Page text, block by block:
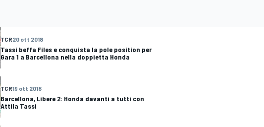
TCR20 ott 2018
Tassi beffa Files e conquista la pole position per
Gara 1 a Barcellona nella doppietta Honda
TCR19 ott 2018
Barcellona, Libere 2: Honda davanti a tutti con
Attila Tassi